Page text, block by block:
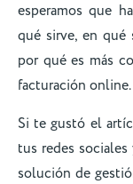
esperamos que
qué sirve, en
por qué es más
facturación online.
Si te gustó el
tus redes
solución de